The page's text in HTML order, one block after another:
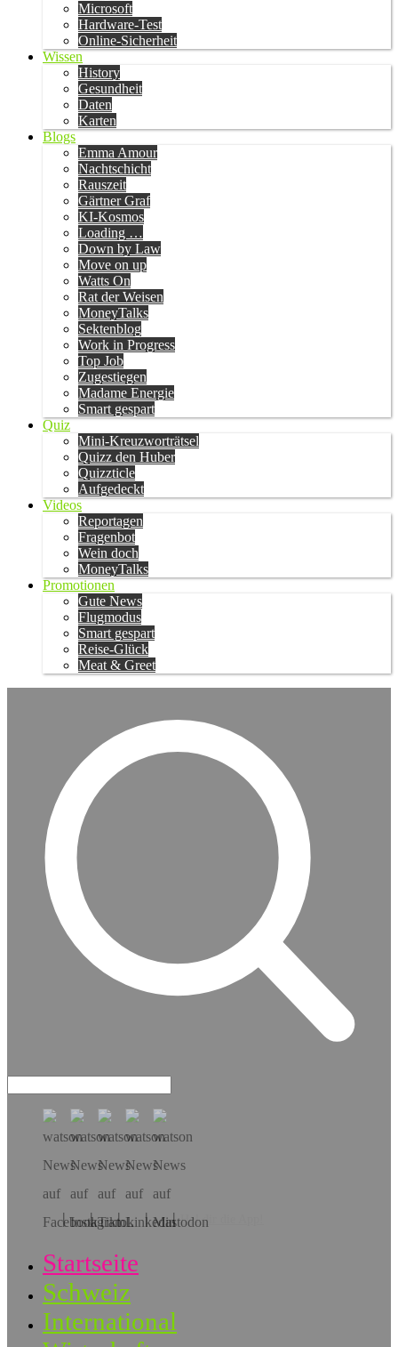
Microsoft
Hardware-Test
Online-Sicherheit
Wissen
History
Gesundheit
Daten
Karten
Blogs
Emma Amour
Nachtschicht
Rauszeit
Gärtner Graf
KI-Kosmos
Loading …
Down by Law
Move on up
Watts On
Rat der Weisen
MoneyTalks
Sektenblog
Work in Progress
Top Job
Zugestiegen
Madame Energie
Smart gespart
Quiz
Mini-Kreuzworträtsel
Quizz den Huber
Quizzticle
Aufgedeckt
Videos
Reportagen
Fragenbot
Wein doch
MoneyTalks
Promotionen
Gute News
Flugmodus
Smart gespart
Reise-Glück
Meat & Greet
Hol dir die App!
Startseite
Schweiz
International